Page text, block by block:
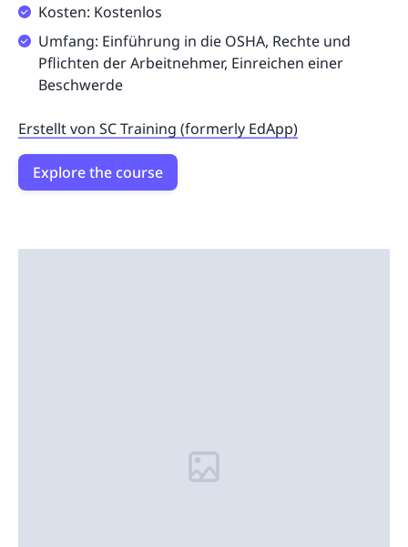
Kosten: Kostenlos
Umfang: Einführung in die OSHA, Rechte und
Pflichten der Arbeitnehmer, Einreichen einer
Beschwerde
Erstellt von SC Training (formerly EdApp)
Explore the course